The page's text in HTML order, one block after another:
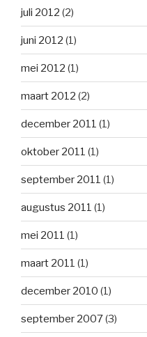
juli 2012 (2)
juni 2012 (1)
mei 2012 (1)
maart 2012 (2)
december 2011 (1)
oktober 2011 (1)
september 2011 (1)
augustus 2011 (1)
mei 2011 (1)
maart 2011 (1)
december 2010 (1)
september 2007(3)